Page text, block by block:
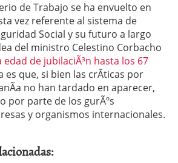
de Trabajo se ha envuelto en
vez referente al sistema de
Social y su futuro a largo
del ministro Celestino Corbacho
edad de jubilaciÃ³n hasta los 67
es que, si bien las crÃ­ticas por
no han tardado en aparecer,
por parte de los gurÃºs
y organismos internacionales.